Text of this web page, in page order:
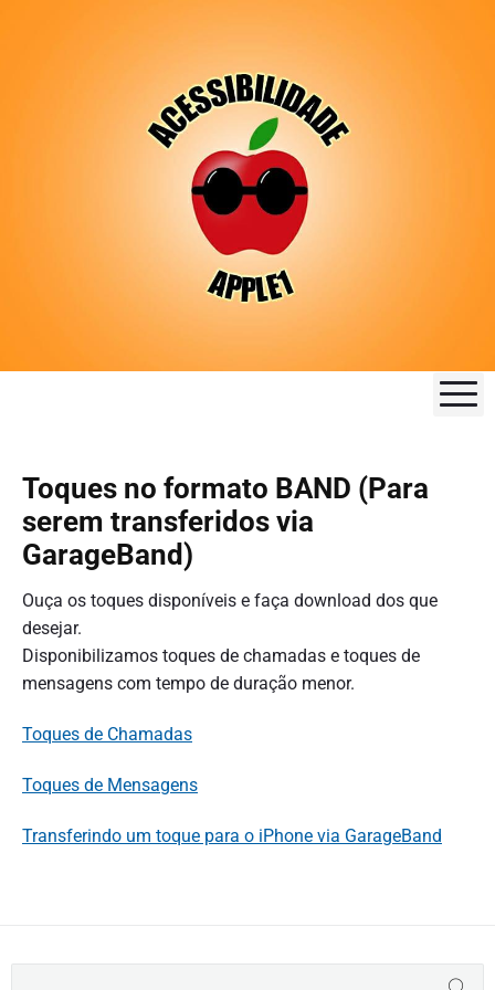
Toques no formato BAND (Para
serem transferidos via
GarageBand)
Ouça os toques disponíveis e faça download dos que
desejar.
Disponibilizamos toques de chamadas e toques de
mensagens com tempo de duração menor.
Toques de Chamadas
Toques de Mensagens
Transferindo um toque para o iPhone via GarageBand